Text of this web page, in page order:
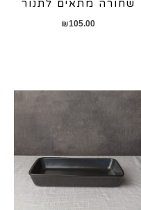
שחורה מתאים לתנור
₪105.00